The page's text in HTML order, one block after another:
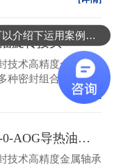
旋转接头
技术高精度金属轴承
种密封组合适应不同
[详情]
BWLR090Q-0-AOG导热油旋转接头（金纬）
技术高精度金属轴承
可以介绍下运用案例么？